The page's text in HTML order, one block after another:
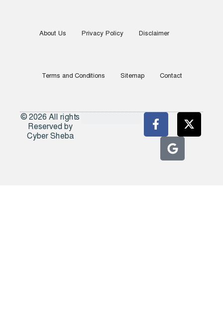
About Us Privacy Policy Disclaimer
Terms and Conditions Sitemap Contact
© 2026 All rights
Reserved by
Cyber Sheba